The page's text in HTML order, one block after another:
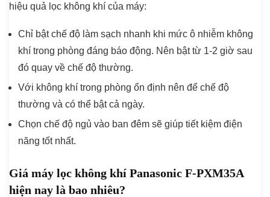
hiệu quả lọc không khí của máy:
Chỉ bật chế độ làm sạch nhanh khi mức ô nhiễm không
khí trong phòng đáng báo động. Nên bật từ 1-2 giờ sau
đó quay về chế độ thường.
Với không khí trong phòng ổn định nên để chế độ
thường và có thể bật cả ngày.
Chọn chế độ ngủ vào ban đêm sẽ giúp tiết kiệm điện
năng tốt nhất.
Giá máy lọc không khí Panasonic F-PXM35A
hiện nay là bao nhiêu?